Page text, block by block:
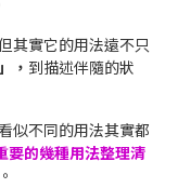
其實它的用法遠不只
， 到描述伴隨的狀
似不同的用法其實都
的幾種用法整理清